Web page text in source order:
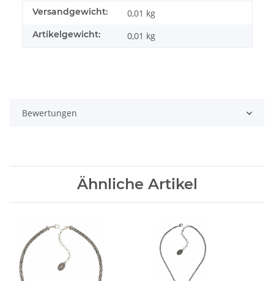
Versandgewicht: 0,01 kg
Artikelgewicht: 0,01 kg
Bewertungen
Ähnliche Artikel